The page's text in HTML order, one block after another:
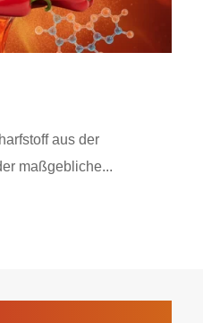
aus der
maßgebliche...